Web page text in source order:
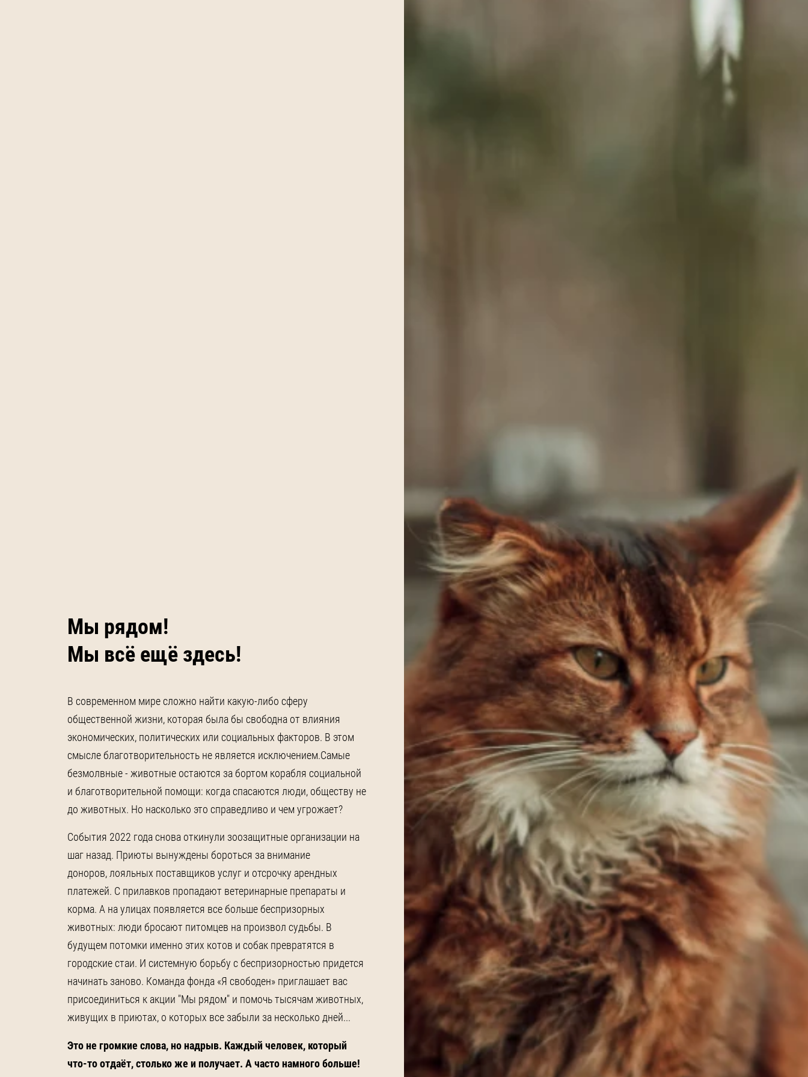
Мы рядом!
Мы всё ещё здесь!
В современном мире сложно найти какую-либо сферу
общественной жизни, которая была бы свободна от влияния
экономических, политических или социальных факторов. В этом
смысле благотворительность не является исключением.Самые
безмолвные - животные остаются за бортом корабля социальной
и благотворительной помощи: когда спасаются люди, обществу не
до животных. Но насколько это справедливо и чем угрожает?
События 2022 года снова откинули зоозащитные организации на
шаг назад. Приюты вынуждены бороться за внимание
доноров, лояльных поставщиков услуг и отсрочку арендных
платежей. С прилавков пропадают ветеринарные препараты и
корма. А на улицах появляется все больше беспризорных
животных: люди бросают питомцев на произвол судьбы. В
будущем потомки именно этих котов и собак превратятся в
городские стаи. И системную борьбу с беспризорностью придется
начинать заново. Команда фонда «Я свободен» приглашает вас
присоединиться к акции "Мы рядом" и помочь тысячам животных,
живущих в приютах, о которых все забыли за несколько дней...
Это не громкие слова, но надрыв. Каждый человек, который
что-то отдаёт, столько же и получает. А часто намного больше!